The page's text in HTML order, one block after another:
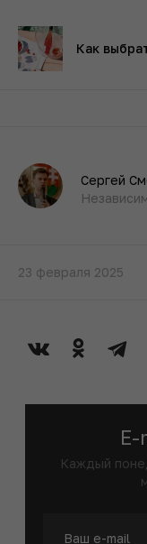
Как
Сергей
23 февраля 2025
Каждый